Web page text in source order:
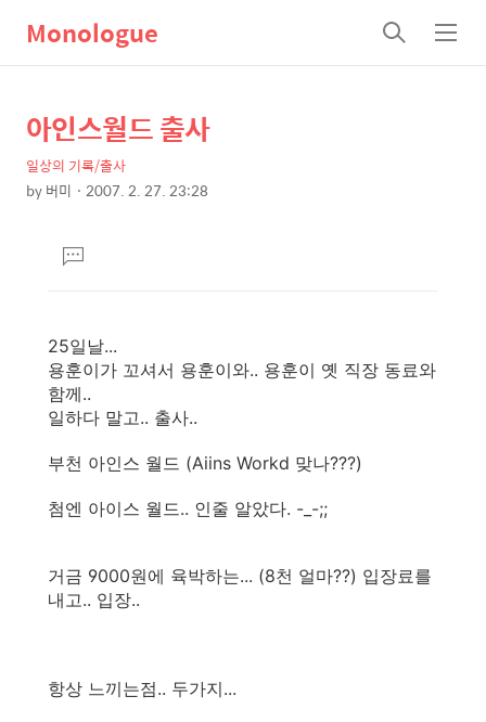
Monologue
검
색
메
뉴
상
세
컨
본
제
목
아인스월드 출사
일상의 기록/출사
by버미 2007. 2. 27. 23:28
댓
글
25일날...
용훈이가 꼬셔서 용훈이와.. 용훈이 옛 직장 동료와
함께..
일하다 말고.. 출사..
부천 아인스 월드 (Aiins Workd 맞나???)
첨엔 아이스 월드.. 인줄 알았다. -_-;;
거금 9000원에 육박하는... (8천 얼마??) 입장료를
내고.. 입장..
항상 느끼는점.. 두가지...